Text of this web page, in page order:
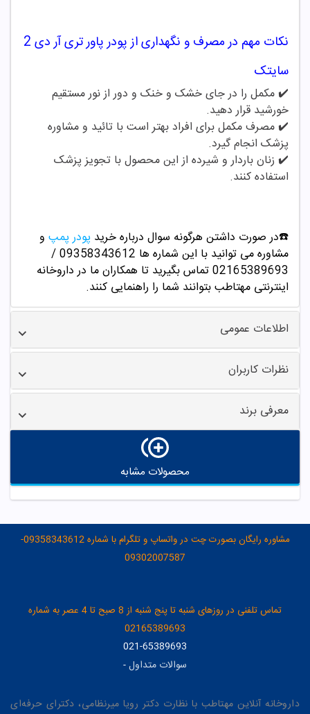
نکات مهم در مصرف و نگهداری از
پودر پاور تری آر دی 2
سایتک
✔️ مکمل را در جای خشک و خنک و دور از نور مستقیم
خورشید قرار دهید.
✔️مصرف مکمل برای افراد بهتر است با تائید و مشاوره
پزشک انجام گیرد.
✔️ زنان باردار و شیرده از این محصول با تجویز پزشک
استفاده کنند.
☎️در صورت داشتن هرگونه سوال درباره خرید پودر پمپ و
مشاوره می توانید با این شماره ها 09358343612 /
02165389693تماس بگیرید تا همکاران ما در داروخانه
اینترنتی مهتاطب بتوانند شما را راهنمایی کنند.
اطلاعات عمومی
نظرات کاربران
معرفی برند
محصولات مشابه
مشاوره رایگان بصورت چت در واتساپ و تلگرام با شماره 09358343612-
09302007587
تماس تلفنی در روزهای شنبه تا پنج شنبه از 8 صبح تا 4 عصر به شماره
02165389693
021-65389693
سوالات متداول-
داروخانه آنلاین مهتاطب با نظارت دکتر رویا میرنظامی، دکترای حرفه‌ای